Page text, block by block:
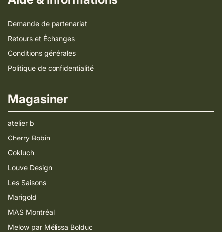
Demande de partenariat
Retours et Échanges
Conditions générales
Politique de confidentialité
Magasiner
atelier b
Cherry Bobin
Cokluch
Louve Design
Les Saisons
Marigold
MAS Montréal
Melow par Mélissa Bolduc